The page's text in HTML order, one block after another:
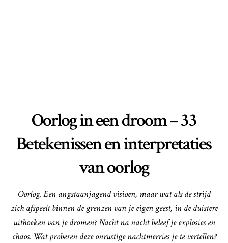
Oorlog in een droom – 33
Betekenissen en interpretaties
van oorlog
Oorlog. Een angstaanjagend visioen, maar wat als de strijd
zich afspeelt binnen de grenzen van je eigen geest, in de duistere
uithoeken van je dromen? Nacht na nacht beleef je explosies en
chaos. Wat proberen deze onrustige nachtmerries je te vertellen?